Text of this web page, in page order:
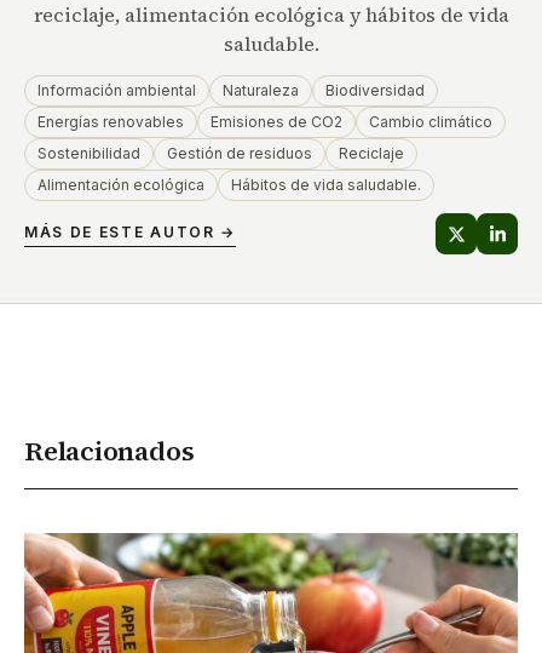
reciclaje, alimentación ecológica y hábitos de vida
saludable.
Información ambiental Naturaleza
Biodiversidad
Energías renovables
Emisiones de CO2
Cambio climático
Sostenibilidad
Gestión de residuos
Reciclaje
Alimentación ecológica
Hábitos de vida saludable.
MÁS DE ESTE AUTOR →
Relacionados